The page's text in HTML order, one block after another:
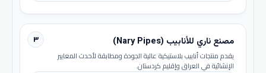
٣ مصنع ناري للأنابيب (Nary Pipes)
يقدم منتجات أنابيب بلاستيكية عالية الجودة ومطابقة لأحدث المعايير
الإنشائية في العراق وإقليم كردستان.